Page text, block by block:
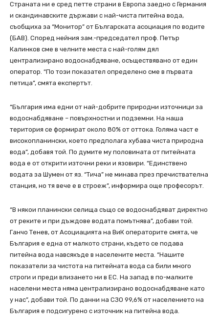
Страната ни е сред петте страни в Европа заедно с Германия
и скандинавските държави с най-чиста питейна вода,
съобщиха за “Монитор” от Българската асоциация по водите
(БАВ). Според нейния зам.-председател проф. Петър
Калинков сме в челните места с най-голям дял
централизирано водоснабдяване, осъществявано от един
оператор. “По този показател определено сме в първата
петица”, смята експертът.
“България има едни от най-добрите природни източници за
водоснабдяване – повърхностни и подземни. На наша
територия се формират около 80% от оттока. Голяма част е
високопланински, което предполага хубава чиста природна
вода”, добавя той. По думите му половината от питейната
вода е от открити източни реки и язовири. “Единствено
водата за Шумен от яз. “Тича” не минава през пречиствателна
станция, но тя вече е в строеж”, информира още професорът.
“В някои планински селища също се водоснабдяват директно
от реките и при дъждове водата помътнява”, добави той.
Ганчо Тенев, от Асоциацията на ВиК операторите смята, че
България е една от малкото страни, където се подава
питейна вода навсякъде в населените места. “Нашите
показатели за чистота на питейната вода са били много
строги и преди влизането ни в ЕС. На запад в по-малките
населени места няма централизирано водоснабдяване като
у нас”, добави той. По данни на СЗО 99,6% от населението на
България е подсигурено с източник на питейна вода.